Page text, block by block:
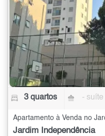
3 quartos - suíte
Jardim Independência